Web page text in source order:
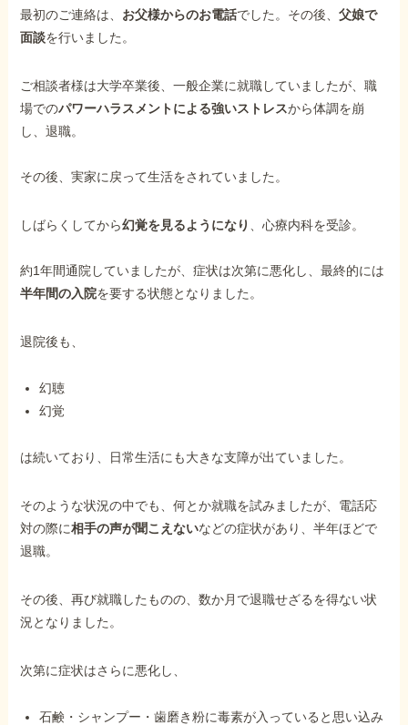
お客様からの感謝のお手紙
サイトマップ
他社と何が違うの？
依頼する
受付時間：平日9:00~18:00
最初のご連絡は、 お父様からのお電話でした。その後、父娘で
面談を行いました。
ご相談者様は大学卒業後、一般企業に就職していましたが、職
場でのパワーハラスメントによる強いストレスから体調を崩
し、退職。
その後、実家に戻って生活をされていました。
しばらくしてから幻覚を見るようになり 、心療内科を受診。
約1年間通院していましたが、症状は次第に悪化し、最終的には
半年間の入院を要する状態となりました。
退院後も、
幻聴
幻覚
は続いており、日常生活にも大きな支障が出ていました。
そのような状況の中でも、何とか就職を試みましたが、電話応
対の際に相手の声が聞こえないなどの症状があり、半年ほどで
退職。
その後、再び就職したものの、数か月で退職せざるを得ない状
況となりました。
次第に症状はさらに悪化し、
石鹸・シャンプー・歯磨き粉に毒素が入っていると思い込み